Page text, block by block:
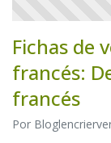
Fichas de
francés:
francés
Por